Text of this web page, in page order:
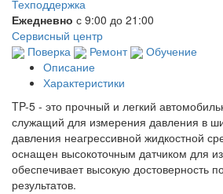
Техподдержка
Ежедневно с 9:00 до 21:00
Сервисный центр
Поверка
Ремонт
Обучение
Описание
Характеристики
TP-5 - это прочный и легкий
служащий для измерения давления в
давления неагрессивной жидкостной
оснащен высокоточным датчиком для
обеспечивает высокую достоверность
результатов.